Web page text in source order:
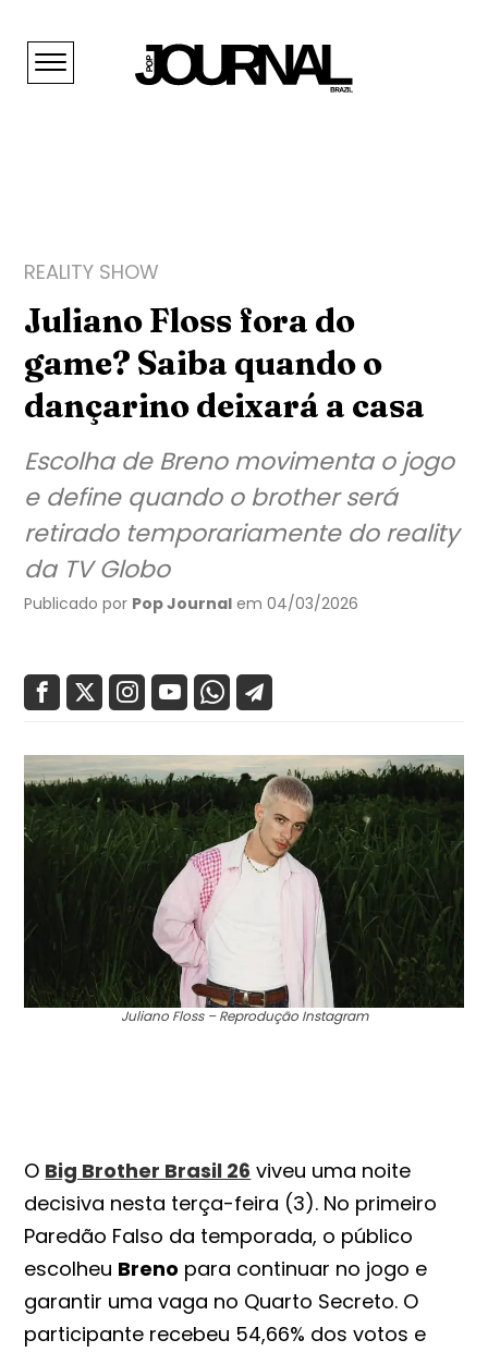
REALITY SHOW
Juliano Floss fora do
game? Saiba quando o
dançarino deixará a casa
Escolha de Breno movimenta o jogo
e define quando o brother será
retirado temporariamente do reality
da TV Globo
Publicado por Pop Journal em 04/03/2026
Juliano Floss – Reprodução Instagram
O Big Brother Brasil 26 viveu uma noite
decisiva nesta terça-feira (3). No primeiro
Paredão Falso da temporada, o público
escolheu Breno para continuar no jogo e
garantir uma vaga no Quarto Secreto. O
participante recebeu 54,66% dos votos e